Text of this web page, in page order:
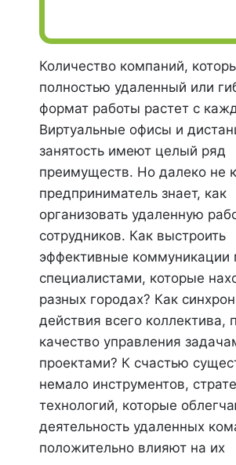
Количество компаний,
полностью удаленный или
формат работы растет с
Виртуальные офисы и
занятость имеют целый ряд
преимуществ. Но далеко не
предприниматель знает, как
организовать удаленную
сотрудников. Как выстроить
эффективные
специалистами, которые
разных городах? Как
действия всего коллектива,
качество управления
проектами? К счастью
немало инструментов,
технологий, которые
деятельность удаленных
положительно влияют на их